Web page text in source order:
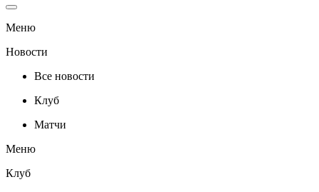
Меню
Новости
Все новости
Клуб
Матчи
Меню
Клуб